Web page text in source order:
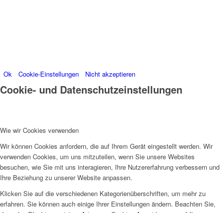
Ok Cookie-Einstellungen Nicht akzeptieren
Cookie- und Datenschutzeinstellungen
Wie wir Cookies verwenden
Wir können Cookies anfordern, die auf Ihrem Gerät eingestellt werden. Wir
verwenden Cookies, um uns mitzuteilen, wenn Sie unsere Websites
besuchen, wie Sie mit uns interagieren, Ihre Nutzererfahrung verbessern und
Ihre Beziehung zu unserer Website anpassen.
Klicken Sie auf die verschiedenen Kategorienüberschriften, um mehr zu
erfahren. Sie können auch einige Ihrer Einstellungen ändern. Beachten Sie,